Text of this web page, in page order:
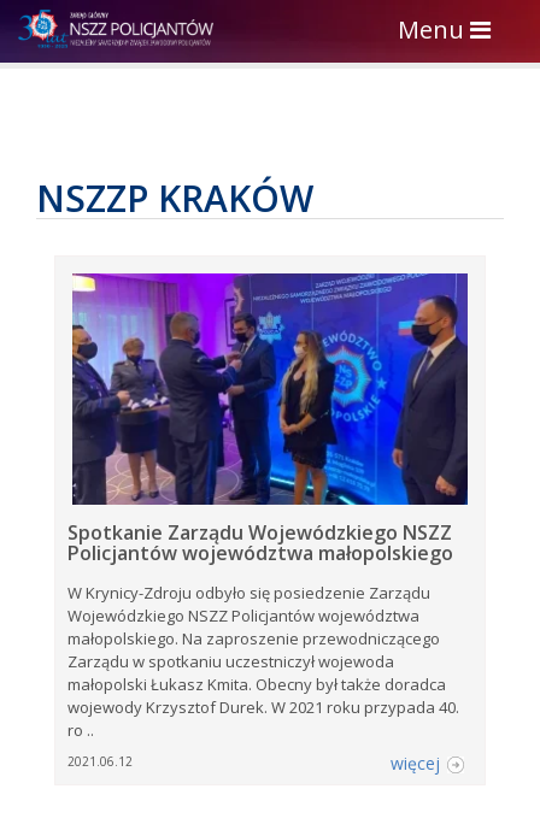
Toggle
navigation
Menu
NSZZP KRAKÓW
Spotkanie Zarządu Wojewódzkiego NSZZ
Policjantów województwa małopolskiego
W Krynicy-Zdroju odbyło się posiedzenie Zarządu
Wojewódzkiego NSZZ Policjantów województwa
małopolskiego. Na zaproszenie przewodniczącego
Zarządu w spotkaniu uczestniczył wojewoda
małopolski Łukasz Kmita. Obecny był także doradca
wojewody Krzysztof Durek. W 2021 roku przypada 40.
ro ..
2021.06.12 więcej